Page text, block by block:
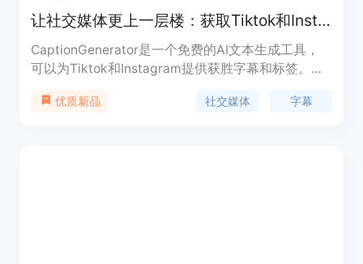
让社交媒体更上一层楼：获取Tiktok和Instagram的获胜字幕和标签
CaptionGenerator是一个免费的AI文本生成工具，
可以为Tiktok和Instagram提供获胜字幕和标签。通
优质新品 社交媒体 字幕